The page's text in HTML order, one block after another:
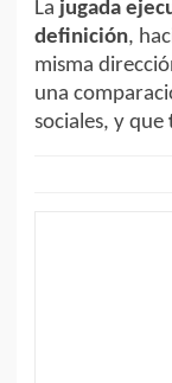
La jugada
definición,
misma
una
sociales, y que